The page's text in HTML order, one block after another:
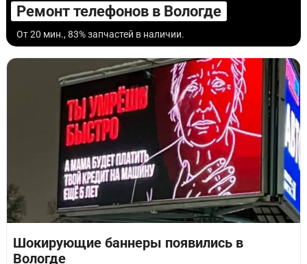
Ремонт телефонов в Вологде
От 20 мин., 83% запчастей в наличии.
Шокирующие баннеры появились в
Вологде